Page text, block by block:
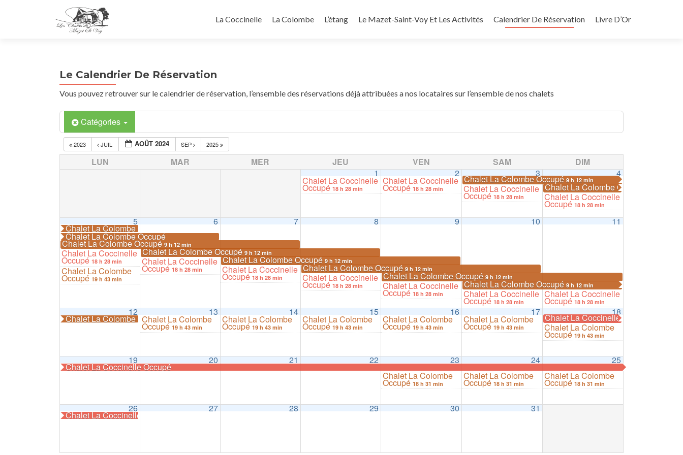
La Coccinelle La Colombe L’étang Le Mazet-Saint-Voy Et Les Activités Calendrier De Réservation Livre D’Or
Le Calendrier De Réservation
Vous pouvez retrouver sur le calendrier de réservation, l’ensemble des réservations déjà attribuées a nos locataires sur l’ensemble de nos chalets
Catégories
2023 JUIL AOÛT 2024 SEP 2025
LUN MAR MER JEU VEN SAM
DIM
1
Chalet La Coccinelle
Occupé18 h 28 min
2
Chalet La Coccinelle
Occupé18 h 28 min
3
Chalet La Colombe Occupé9 h 12 min
Chalet La Coccinelle
Occupé18 h 28 min
4
Chalet La Colombe Occupé
Chalet La Coccinelle
Occupé18 h 28 min
5
Chalet La Colombe Occupé9 h 12 min
Chalet La Coccinelle
Occupé18 h 28 min
Chalet La Colombe
Occupé19 h 43 min
Chalet La Colombe Occupé
Chalet La Colombe Occupé
6
Chalet La Colombe Occupé9 h 12 min
Chalet La Coccinelle
Occupé18 h 28 min
7
Chalet La Colombe Occupé9 h 12 min
Chalet La Coccinelle
Occupé18 h 28 min
8
Chalet La Colombe Occupé9 h 12 min
Chalet La Coccinelle
Occupé18 h 28 min
9
Chalet La Colombe Occupé9 h 12 min
Chalet La Coccinelle
Occupé18 h 28 min
10
Chalet La Colombe Occupé9 h 12 min
Chalet La Coccinelle
Occupé18 h 28 min
11
Chalet La Coccinelle
Occupé18 h 28 min
12
Chalet La Colombe Occupé
13
Chalet La Colombe
Occupé19 h 43 min
14
Chalet La Colombe
Occupé19 h 43 min
15
Chalet La Colombe
Occupé19 h 43 min
16
Chalet La Colombe
Occupé19 h 43 min
17
Chalet La Colombe
Occupé19 h 43 min
18
Chalet La Coccinelle Occupé
Chalet La Colombe
Occupé19 h 43 min
19
Chalet La Coccinelle Occupé
20 21 22
23
Chalet La Colombe
Occupé18 h 31 min
24
Chalet La Colombe
Occupé18 h 31 min
25
Chalet La Colombe
Occupé18 h 31 min
26
Chalet La Coccinelle Occupé
27 28 29 30 31